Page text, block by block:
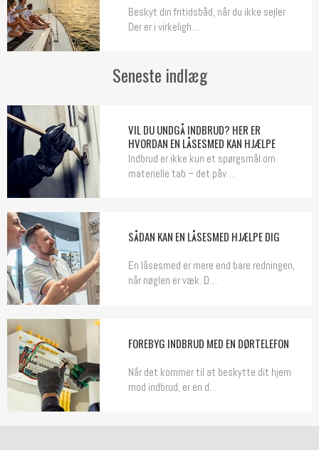
Beskyt din fritidsbåd, når du ikke sejler
Der er i virkeligh…
Seneste indlæg
VIL DU UNDGÅ INDBRUD? HER ER
HVORDAN EN LÅSESMED KAN HJÆLPE
Indbrud er ikke kun et spørgsmål om
materielle tab – det påv…
SÅDAN KAN EN LÅSESMED HJÆLPE DIG
En låsesmed er mere end bare redningen,
når nøglen er væk. D…
FOREBYG INDBRUD MED EN DØRTELEFON
Når det kommer til at beskytte dit hjem
mod indbrud, er en d…